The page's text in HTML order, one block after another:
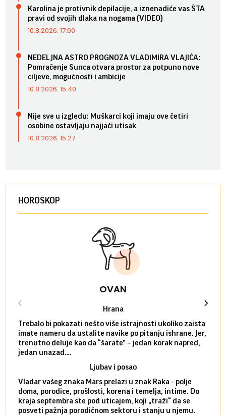
Karolina je protivnik depilacije, a iznenadiće vas ŠTA
pravi od svojih dlaka na nogama (VIDEO)
10.8.2026. 17:00
NEDELJNA ASTRO PROGNOZA VLADIMIRA VLAJIĆA:
Pomračenje Sunca otvara prostor za potpuno nove
ciljeve, mogućnosti i ambicije
10.8.2026. 15:40
Nije sve u izgledu: Muškarci koji imaju ove četiri
osobine ostavljaju najjači utisak
10.8.2026. 15:27
HOROSKOP
OVAN
Hrana
Trebalo bi pokazati nešto više istrajnosti ukoliko zaista
imate nameru da ustalite navike po pitanju ishrane. Jer,
trenutno deluje kao da “šarate” – jedan korak napred,
jedan unazad….
Ljubav i posao
Vladar vašeg znaka Mars prelazi u znak Raka - polje
doma, porodice, prošlosti, korena i temelja, intime. Do
kraja septembra ste pod uticajem, koji „traži“ da se
posveti pažnja porodičnom sektoru i stanju u njemu.